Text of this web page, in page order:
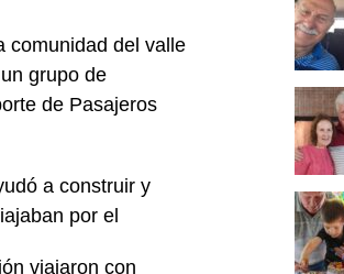
comunidad del valle
grupo de
de Pasajeros
a construir y
por el
viajaron con